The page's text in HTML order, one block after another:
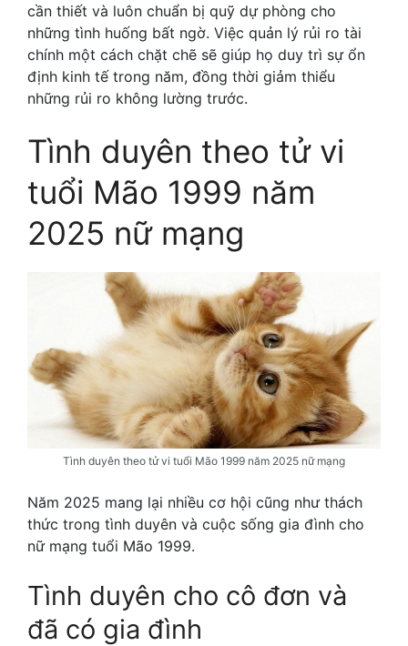
cần thiết và luôn chuẩn bị quỹ dự phòng cho
những tình huống bất ngờ. Việc quản lý rủi ro tài
chính một cách chặt chẽ sẽ giúp họ duy trì sự ổn
định kinh tế trong năm, đồng thời giảm thiểu
những rủi ro không lường trước.
Tình duyên theo tử vi
tuổi Mão 1999 năm
2025 nữ mạng
Tình duyên theo tử vi tuổi Mão 1999 năm 2025 nữ mạng
Năm 2025 mang lại nhiều cơ hội cũng như thách
thức trong tình duyên và cuộc sống gia đình cho
nữ mạng tuổi Mão 1999.
Tình duyên cho cô đơn và
đã có gia đình